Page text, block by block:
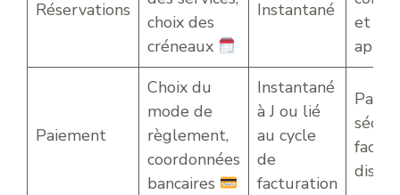
Réservations
choix des
créneaux
Instantané
et
Paiement
Choix du
mode de
règlement,
coordonnées
bancaires
Instantané
à J ou lié
au cycle
de
facturation